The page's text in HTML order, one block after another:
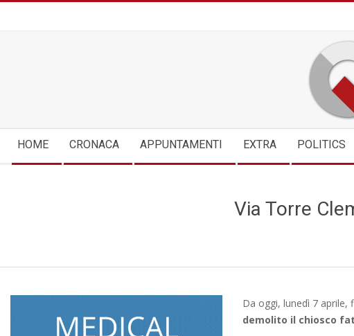
Navigation
Menu
HOME CRONACA APPUNTAMENTI EXTRA POLITICS
Via Torre
Da oggi, lunedì 7 aprile,
demolito il chiosco